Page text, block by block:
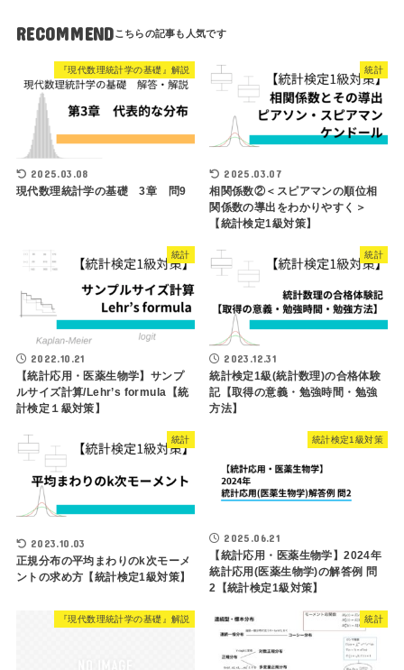
RECOMMEND
『現代数理統計学の基礎』解説
2025.03.08
現代数理統計学の基礎 3章 問9
統計
2025.03.07
相関係数②＜スピアマンの順位相
関係数の導出をわかりやすく＞
【統計検定1級対策】
統計
2022.10.21
【統計応用・医薬生物学】サンプ
ルサイズ計算/Lehr’s formula【統
計検定１級対策】
統計
2023.12.31
統計検定1級(統計数理)の合格体験
記【取得の意義・勉強時間・勉強
方法】
統計
2023.10.03
正規分布の平均まわりのk次モーメ
ントの求め方【統計検定1級対策】
統計検定1級対策
2025.06.21
【統計応用・医薬生物学】2024年
統計応用(医薬生物学)の解答例 問
2【統計検定1級対策】
『現代数理統計学の基礎』解説 統計